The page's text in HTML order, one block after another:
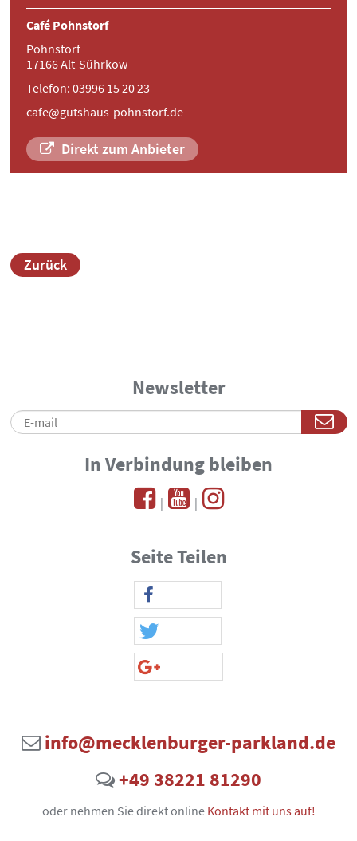
Café Pohnstorf
Pohnstorf
17166 Alt-Sührkow
Telefon: 03996 15 20 23
cafe@gutshaus-pohnstorf.de
Direkt zum Anbieter
Zurück
Newsletter
In Verbindung bleiben
| |
Seite Teilen
info@mecklenburger-parkland.de
+49 38221 81290
oder nehmen Sie direkt online Kontakt mit uns auf!